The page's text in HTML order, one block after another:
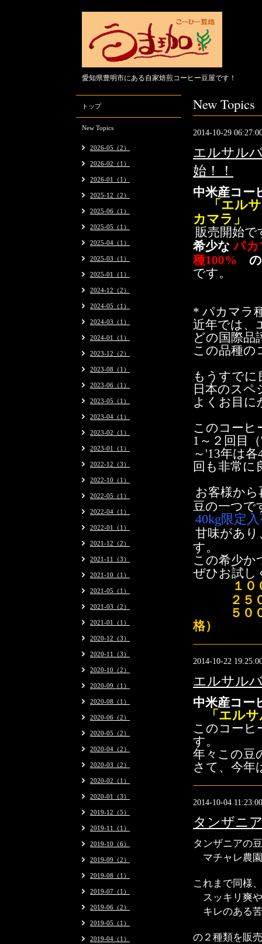
愛知県豊明市にある自家焙煎コーヒー豆屋です！
New Topics
2014-10-29
エルサル
始！！
中米産コー
「エルサ
カマラ」
販売開始で
希少な パ
種100%
です。
* パカマラ
近年では、
どの国際品
この品種の
もうすでに
日本のスペ
よくお目に
このコーヒ
1～２回目
～'13年は
回も非常に
お客様から
豆の一つで
40kg限定
甘味があり
す。
この希少か
ぜひお試し
１０
２５０
５００ｇ
格）
2014-10-22
エルサル
中米産コー
「エル
このコーヒ
す。
年々この豆
さて、今年
2014-10-04 11:23:00
タンザニ
タンザニアの
マチャレ農
これまで同様、
スッキリ爽
キレのある
の２種類を販
トップ
New Topics
2026-05（2）
2026-02（1）
2026-01（1）
2025-12（2）
2025-06（1）
2025-05（1）
2025-04（1）
2025-03（1）
2025-01（1）
2024-12（2）
2024-05（1）
2024-03（1）
2024-01（1）
2023-12（2）
2023-08（1）
2023-06（1）
2023-05（1）
2023-04（1）
2023-02（1）
2023-01（1）
2022-12（3）
2022-10（1）
2022-05（1）
2022-04（1）
2022-01（1）
2021-12（2）
2021-11（3）
2021-10（1）
2021-05（1）
2021-03（2）
2021-01（1）
2020-12（3）
2020-11（3）
2020-10（2）
2020-09（1）
2020-08（1）
2020-06（2）
2020-05（2）
2020-04（2）
2020-03（2）
2020-02（1）
2020-01（3）
2019-12（5）
2019-11（1）
2019-10（6）
2019-09（2）
2019-08（1）
2019-07（1）
2019-06（2）
2019-05（1）
2019-04（1）